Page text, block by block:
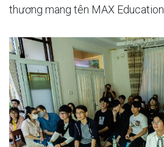
thương mang tên MAX Education.